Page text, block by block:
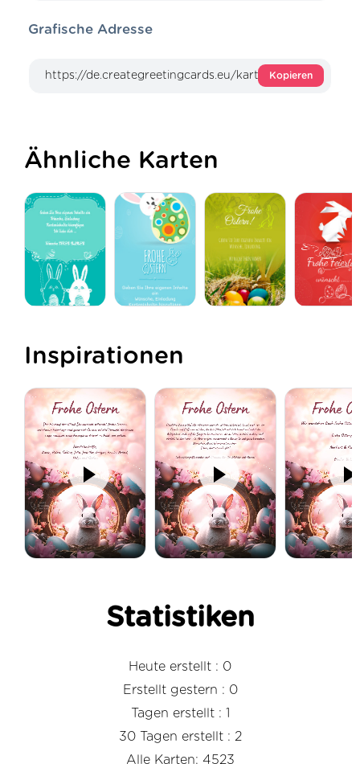
Grafische Adresse
Kopieren
Ähnliche Karten
Inspirationen
Statistiken
Heute erstellt : 0
Erstellt gestern : 0
Tagen erstellt : 1
30 Tagen erstellt : 2
Alle Karten: 4523